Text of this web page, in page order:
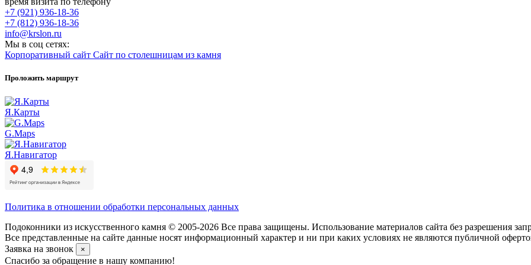
+7 (921) 936-18-36
+7 (812) 936-18-36
info@krslon.ru
Мы в соц сетях:
Корпоративный сайт Сайт по столешницам из камня
Проложить маршрут
Я.Карты
G.Maps
Я.Навигатор
Политика в отношении обработки персональных данных
Подоконники из искусственного камня © 2005-2026 Все права защищены. Использование материалов сайта без разрешения
Все представленные на сайте данные носят информационный характер и ни при каких условиях не являются публичной
Заявка на звонок
×
Спасибо за обращение в нашу компанию!